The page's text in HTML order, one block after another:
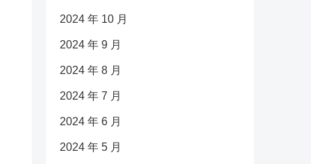
2024 年 10 月
2024 年 9 月
2024 年 8 月
2024 年 7 月
2024 年 6 月
2024 年 5 月